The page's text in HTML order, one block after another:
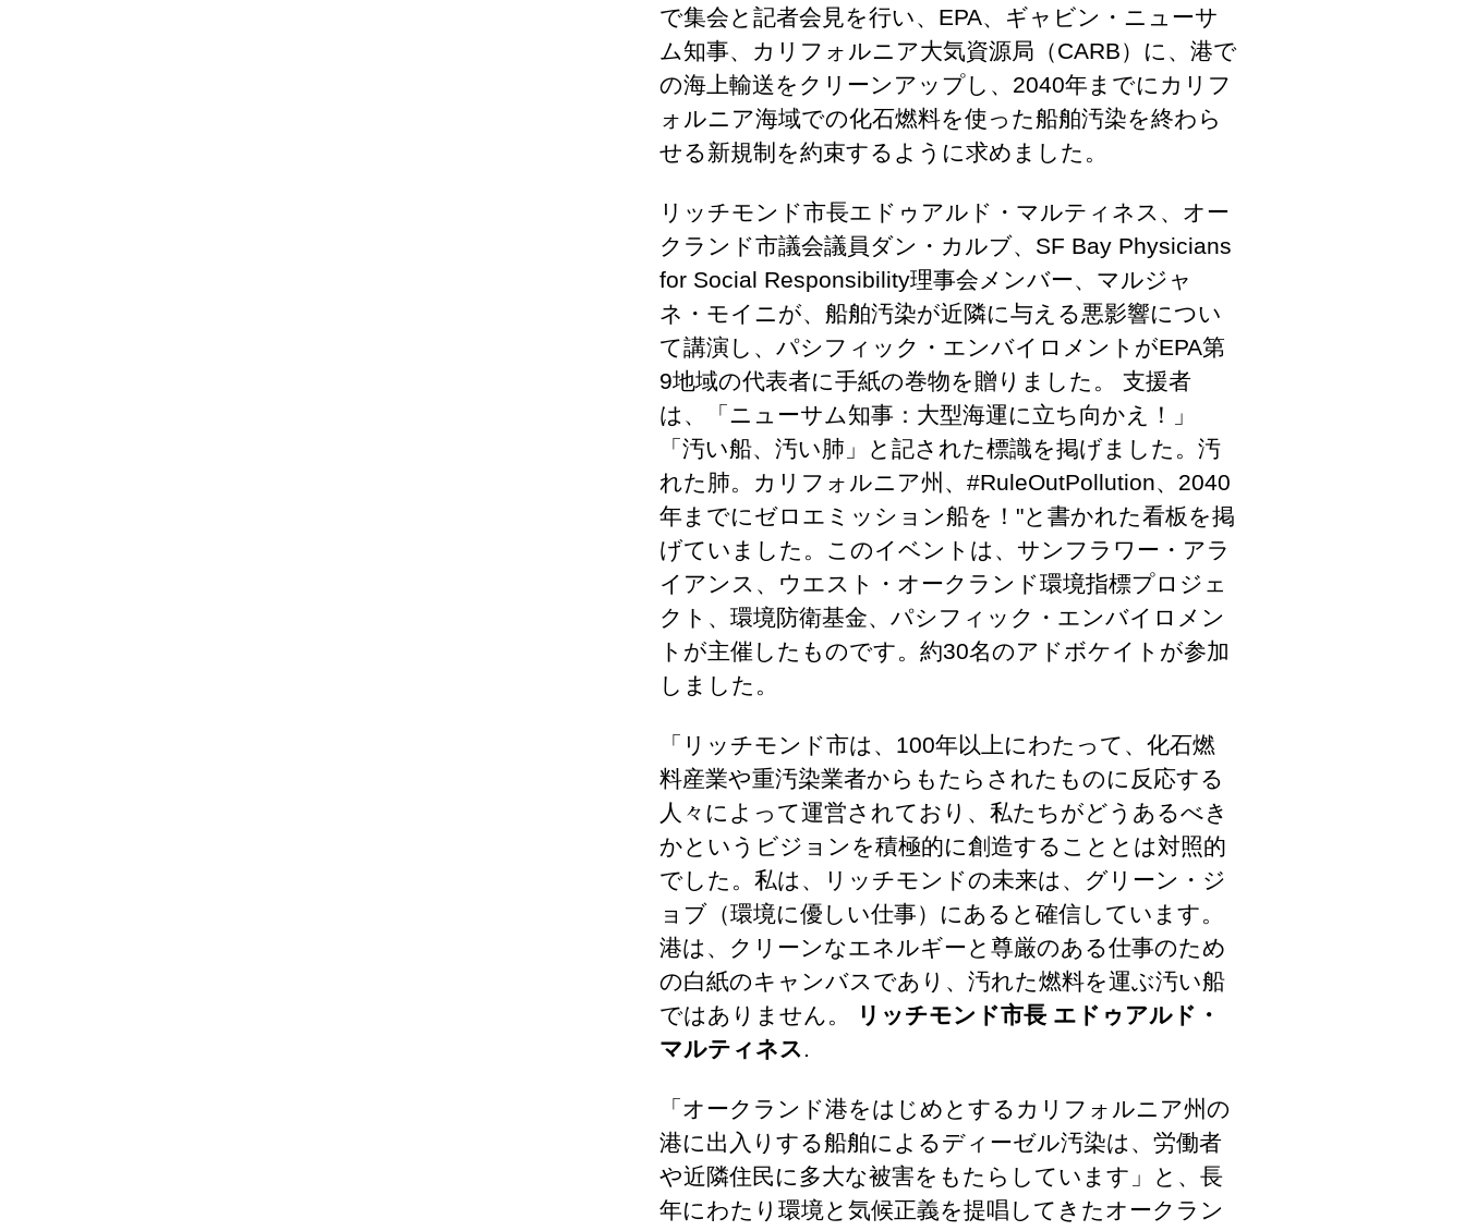
で集会と記者会見を行い、EPA、ギャビン・ニューサ
ム知事、カリフォルニア大気資源局（CARB）に、港で
の海上輸送をクリーンアップし、2040年までにカリフ
ォルニア海域での化石燃料を使った船舶汚染を終わら
せる新規制を約束するように求めました。
リッチモンド市長エドゥアルド・マルティネス、オー
クランド市議会議員ダン・カルブ、SF Bay Physicians
for Social Responsibility理事会メンバー、マルジャ
ネ・モイニが、船舶汚染が近隣に与える悪影響につい
て講演し、パシフィック・エンバイロメントがEPA第
9地域の代表者に手紙の巻物を贈りました。 支援者
は、「ニューサム知事：大型海運に立ち向かえ！」
「汚い船、汚い肺」と記された標識を掲げました。汚
れた肺。カリフォルニア州、#RuleOutPollution、2040
年までにゼロエミッション船を！"と書かれた看板を掲
げていました。このイベントは、サンフラワー・アラ
イアンス、ウエスト・オークランド環境指標プロジェ
クト、環境防衛基金、パシフィック・エンバイロメン
トが主催したものです。約30名のアドボケイトが参加
しました。
「リッチモンド市は、100年以上にわたって、化石燃
料産業や重汚染業者からもたらされたものに反応する
人々によって運営されており、私たちがどうあるべき
かというビジョンを積極的に創造することとは対照的
でした。私は、リッチモンドの未来は、グリーン・ジ
ョブ（環境に優しい仕事）にあると確信しています。
港は、クリーンなエネルギーと尊厳のある仕事のため
の白紙のキャンバスであり、汚れた燃料を運ぶ汚い船
ではありません。
リッチモンド市長 エドゥアルド・
マルティネス.
「オークランド港をはじめとするカリフォルニア州の
港に出入りする船舶によるディーゼル汚染は、労働者
や近隣住民に多大な被害をもたらしています」と、長
年にわたり環境と気候正義を提唱してきたオークラン